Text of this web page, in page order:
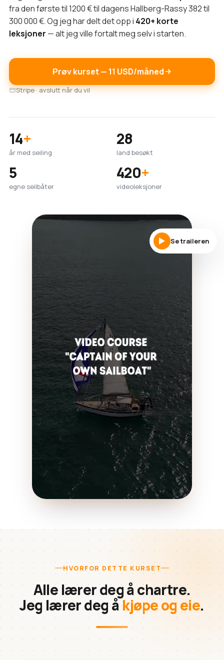
fra den første til 1200 € til dagens Hallberg-Rassy 382 til
300 000 €. Og jeg har delt det opp i 420+ korte
leksjoner — alt jeg ville fortalt meg selv i starten.
Prøv kurset — 11 USD/måned
Stripe · avslutt når du vil
14+
år med seiling
28
land besøkt
5
egne seilbåter
420+
videoleksjoner
Se traileren
HVORFOR DETTE KURSET
Alle lærer deg å chartre.
Jeg lærer deg åkjøpe og eie.